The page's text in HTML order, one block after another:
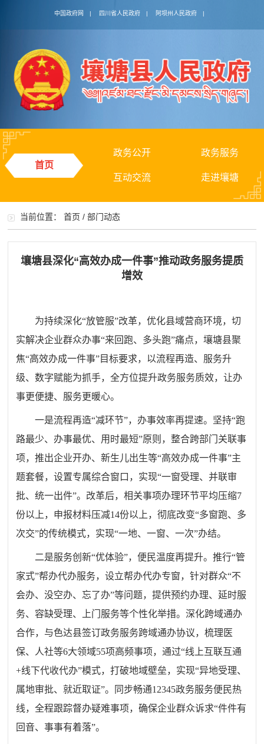
中国政府网 | 四川省人民政府 | 阿坝州人民政府 |
首页
政务公开 政务服务
互动交流 走进壤塘
当前位置：首页 /部门动态
壤塘县深化“高效办成一件事”推动政务服务提质
增效
为持续深化“放管服”改革，优化县域营商环境，切
实解决企业群众办事“来回跑、多头跑”痛点，壤塘县聚
焦“高效办成一件事”目标要求，以流程再造、服务升
级、数字赋能为抓手，全方位提升政务服务质效，让办
事更便捷、服务更暖心。
一是流程再造“减环节”，办事效率再提速。坚持“跑
路最少、办事最优、用时最短”原则，整合跨部门关联事
项，推出企业开办、新生儿出生等“高效办成一件事”主
题套餐，设置专属综合窗口，实现“一窗受理、并联审
批、统一出件”。改革后，相关事项办理环节平均压缩7
份以上，申报材料压减14份以上，彻底改变“多窗跑、多
次交”的传统模式，实现“一地、一窗、一次”办结。
二是服务创新“优体验”，便民温度再提升。推行“管
家式”帮办代办服务，设立帮办代办专窗，针对群众“不
会办、没空办、忘了办”等问题，提供预约办理、延时服
务、容缺受理、上门服务等个性化举措。深化跨域通办
合作，与色达县签订政务服务跨域通办协议，梳理医
保、人社等6大领域55项高频事项，通过“线上互联互通
+线下代收代办”模式，打破地域壁垒，实现“异地受理、
属地审批、就近取证”。同步畅通12345政务服务便民热
线，全程跟踪督办疑难事项，确保企业群众诉求“件件有
回音、事事有着落”。